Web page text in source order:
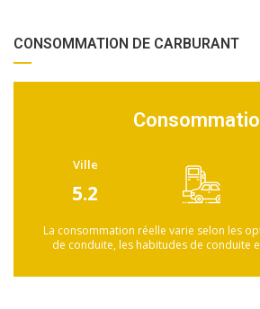
CONSOMMATION DE CARBURANT
Ville
5.2
La consommation réelle varie selon les
de conduite, les habitudes de conduite